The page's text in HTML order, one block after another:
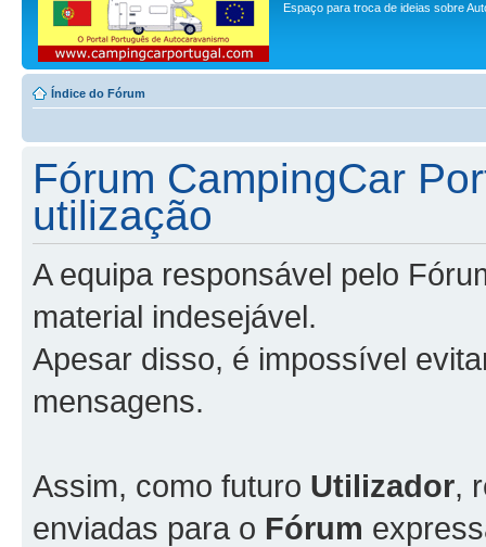
Espaço para troca de ideias sobre
Índice do Fórum
Fórum CampingCar
utilização
A equipa responsável pelo
material indesejável.
Apesar disso, é impossível
mensagens.
Assim, como futuro Utilizador,
enviadas para o Fórum